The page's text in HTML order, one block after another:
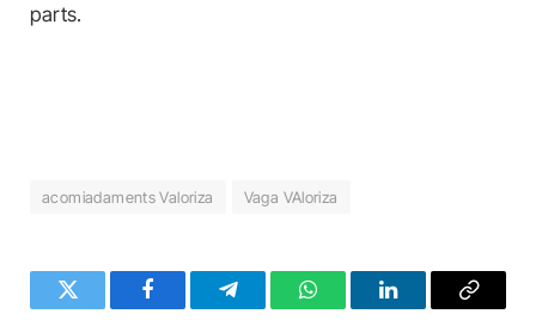
parts.
acomiadaments Valoriza Vaga VAloriza
Twitter FacebookTelegramWhatsAppLinkedInCopy